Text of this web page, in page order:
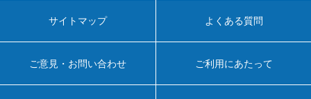
サイトマップ よくある質問
ご意見・お問い合わせ ご利用にあたって